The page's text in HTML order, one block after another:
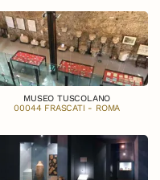
MUSEO TUSCOLANO
00044 FRASCATI - ROMA